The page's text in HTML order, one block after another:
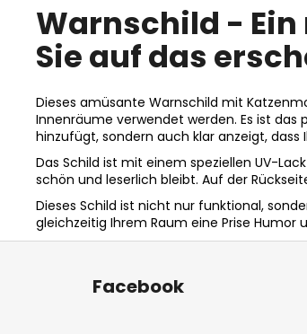
Warnschild -
Sie auf das
Dieses amüsante Warnschild mit
Innenräume verwendet werden. Es ist
hinzufügt, sondern auch klar anzeigt, dass
Das Schild ist mit einem speziellen UV-
schön und leserlich bleibt. Auf der
Dieses Schild ist nicht nur funktional,
gleichzeitig Ihrem Raum eine Prise Humor
F
Facebook